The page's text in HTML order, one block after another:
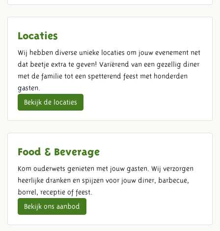
Locaties
Wij hebben diverse unieke locaties om jouw evenement net
dat beetje extra te geven! Variërend van een gezellig diner
met de familie tot een spetterend feest met honderden
gasten.
Bekijk de locaties
Food & Beverage
Kom ouderwets genieten met jouw gasten. Wij verzorgen
heerlijke dranken en spijzen voor jouw diner, barbecue,
borrel, receptie of feest.
Bekijk ons aanbod